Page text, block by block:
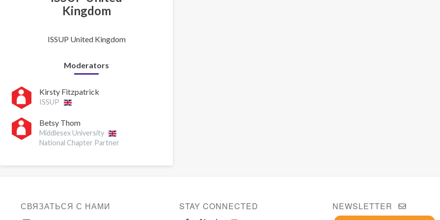
Kingdom
ISSUP United Kingdom
Moderators
Kirsty Fitzpatrick
ISSUP
Betsy Thom
Middlesex University
National Chapter Partner
СВЯЗАТЬСЯ С НАМИ STAY CONNECTED NEWSLETTER